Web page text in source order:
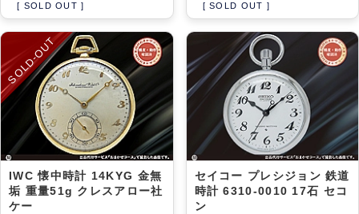
[ SOLD OUT ] [ SOLD OUT ]
SOLD-OUT
IWC 懐中時計 14KYG 金無
垢 重量51g クレスアロー社
ケー
セイコー プレシジョン 鉄道
時計 6310-0010 17石 セコ
ン